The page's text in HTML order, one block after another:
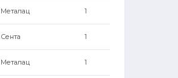
Металац 1
Сента 1
Металац 1